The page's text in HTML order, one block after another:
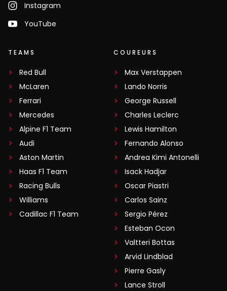
Instagram
YouTube
TEAMS
Red Bull
McLaren
Ferrari
Mercedes
Alpine F1 Team
Audi
Aston Martin
Haas F1 Team
Racing Bulls
Williams
Cadillac F1 Team
COUREURS
Max Verstappen
Lando Norris
George Russell
Charles Leclerc
Lewis Hamilton
Fernando Alonso
Andrea Kimi Antonelli
Isack Hadjar
Oscar Piastri
Carlos Sainz
Sergio Pérez
Esteban Ocon
Valtteri Bottas
Arvid Lindblad
Pierre Gasly
Lance Stroll